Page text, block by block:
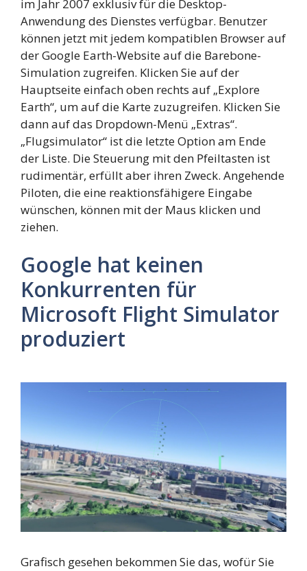
im Jahr 2007 exklusiv für die Desktop-
Anwendung des Dienstes verfügbar. Benutzer
können jetzt mit jedem kompatiblen Browser auf
der Google Earth-Website auf die Barebone-
Simulation zugreifen. Klicken Sie auf der
Hauptseite einfach oben rechts auf „Explore
Earth“, um auf die Karte zuzugreifen. Klicken Sie
dann auf das Dropdown-Menü „Extras“.
„Flugsimulator“ ist die letzte Option am Ende
der Liste. Die Steuerung mit den Pfeiltasten ist
rudimentär, erfüllt aber ihren Zweck. Angehende
Piloten, die eine reaktionsfähigere Eingabe
wünschen, können mit der Maus klicken und
ziehen.
Google hat keinen
Konkurrenten für
Microsoft Flight Simulator
produziert
Grafisch gesehen bekommen Sie das, wofür Sie